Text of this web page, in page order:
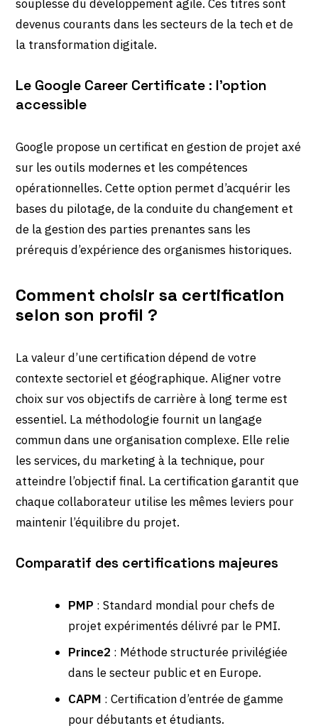
souplesse du développement agile. Ces titres sont
devenus courants dans les secteurs de la tech et de
la transformation digitale.
Le Google Career Certificate : l’option
accessible
Google propose un certificat en gestion de projet axé
sur les outils modernes et les compétences
opérationnelles. Cette option permet d’acquérir les
bases du pilotage, de la conduite du changement et
de la gestion des parties prenantes sans les
prérequis d’expérience des organismes historiques.
Comment choisir sa certification
selon son profil ?
La valeur d’une certification dépend de votre
contexte sectoriel et géographique. Aligner votre
choix sur vos objectifs de carrière à long terme est
essentiel. La méthodologie fournit un langage
commun dans une organisation complexe. Elle relie
les services, du marketing à la technique, pour
atteindre l’objectif final. La certification garantit que
chaque collaborateur utilise les mêmes leviers pour
maintenir l’équilibre du projet.
Comparatif des certifications majeures
PMP : Standard mondial pour chefs de
projet expérimentés délivré par le PMI.
Prince2 : Méthode structurée privilégiée
dans le secteur public et en Europe.
CAPM : Certification d’entrée de gamme
pour débutants et étudiants.